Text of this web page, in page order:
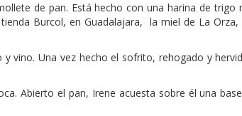
de pan. Está hecho con una harina de trigo
Burcol, en Guadalajara, la miel de La
vino. Una vez hecho el sofrito, rehogado y
Abierto el pan, Irene acuesta sobre él una